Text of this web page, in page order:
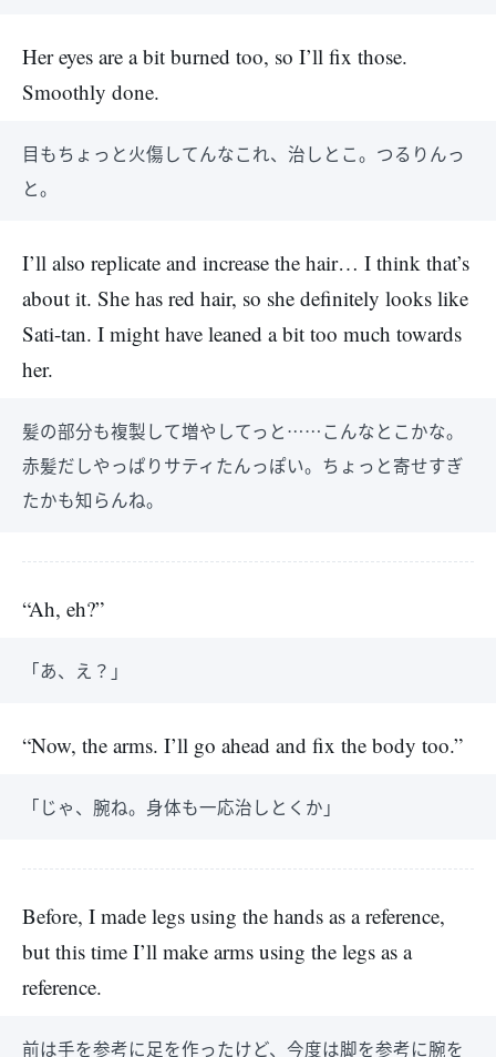
Her eyes are a bit burned too, so I’ll fix those.
Smoothly done.
目もちょっと火傷してんなこれ、治しとこ。つるりんっ
と。
I’ll also replicate and increase the hair… I think that’s
about it. She has red hair, so she definitely looks like
Sati-tan. I might have leaned a bit too much towards
her.
髪の部分も複製して増やしてっと……こんなとこかな。
赤髪だしやっぱりサティたんっぽい。ちょっと寄せすぎ
たかも知らんね。
“Ah, eh?”
「あ、え？」
“Now, the arms. I’ll go ahead and fix the body too.”
「じゃ、腕ね。身体も一応治しとくか」
Before, I made legs using the hands as a reference,
but this time I’ll make arms using the legs as a
reference.
前は手を参考に足を作ったけど、今度は脚を参考に腕を